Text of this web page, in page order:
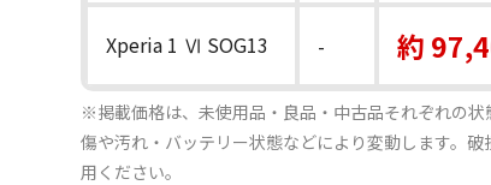
Xperia 1 Ⅵ SOG13 - 約
※掲載価格は、未使用品・良品・中古品それぞれの
傷や汚れ・バッテリー状態などにより変動します。
用ください。